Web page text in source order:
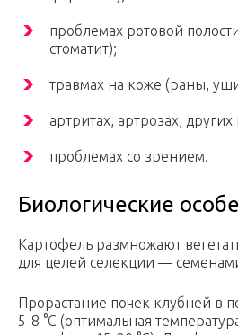
проблемах ротовой
стоматит);
травмах на коже (раны,
артритах, артрозах,
проблемах со зрением.
Биологические
Картофель размножают
для целей селекции —
Прорастание почек клубней в
5-8 °С (оптимальная